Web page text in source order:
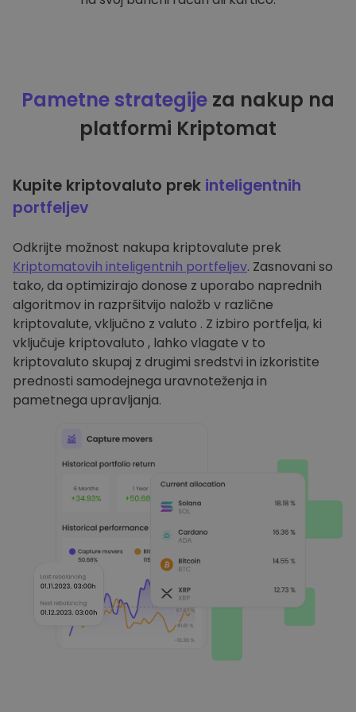
Pametne strategije za nakup na
platformi Kriptomat
Kupite kriptovaluto prek inteligentnih
portfeljev
Odkrijte možnost nakupa kriptovalute prek
Kriptomatovih inteligentnih portfeljev. Zasnovani so
tako, da optimizirajo donose z uporabo naprednih
algoritmov in razpršitvijo naložb v različne
kriptovalute, vključno z valuto . Z izbiro portfelja, ki
vključuje kriptovaluto , lahko vlagate v to
kriptovaluto skupaj z drugimi sredstvi in izkoristite
prednosti samodejnega uravnoteženja in
pametnega upravljanja.